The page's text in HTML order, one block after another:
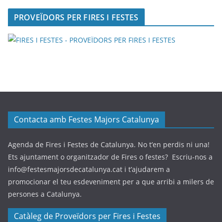
PROVEÏDORS PER FIRES I FESTES
Contacta amb Festes Majors Catalunya
Agenda de Fires i Festes de Catalunya. No t’en perdis ni una!
Ets ajuntament o organitzador de Fires o festes? Escriu-nos a
info@festesmajorsdecatalunya.cat i t’ajudarem a
promocionar el teu esdeveniment per a que arribi a milers de
persones a Catalunya.
Catàleg de Proveïdors per Fires i Festes